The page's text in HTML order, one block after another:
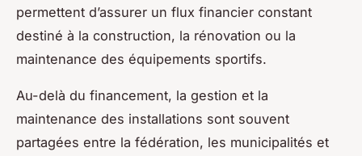
permettent d’assurer un flux financier constant
destiné à la construction, la rénovation ou la
maintenance des équipements sportifs.
Au-delà du financement, la gestion et la
maintenance des installations sont souvent
partagées entre la fédération, les municipalités et